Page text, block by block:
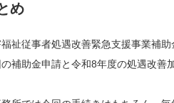
め
祉従事者処遇改善緊急支援事業補
補助金申請と令和8年度の処遇改善